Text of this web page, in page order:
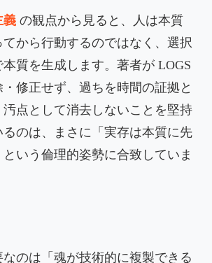
義 の観点から見ると、人は本質
てから行動するのではなく、選択
質を生成します。著者が LOGS
・修正せず、過ちを時間の証拠と
汚点として消去しないことを堅持
るのは、まさに「実存は本質に先
という倫理的姿勢に合致していま
のは「魂が技術的に複製できる